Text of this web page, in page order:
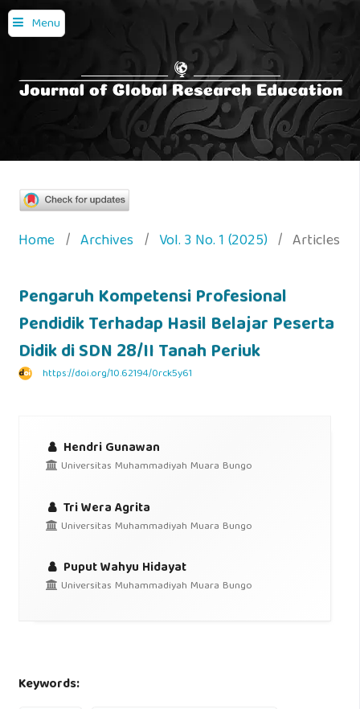
Menu
Home / Archives / Vol. 3 No. 1 (2025) / Articles
Pengaruh Kompetensi Profesional
Pendidik Terhadap Hasil Belajar Peserta
Didik di SDN 28/II Tanah Periuk
https://doi.org/10.62194/0rck5y61
Hendri Gunawan
Universitas Muhammadiyah Muara Bungo
Tri Wera Agrita
Universitas Muhammadiyah Muara Bungo
Puput Wahyu Hidayat
Universitas Muhammadiyah Muara Bungo
Keywords: